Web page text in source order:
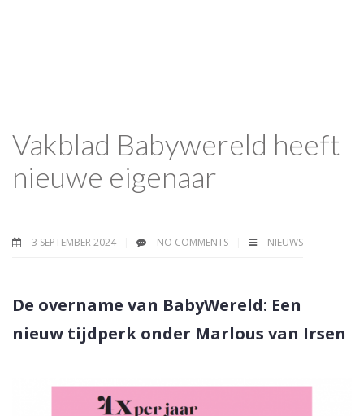
Vakblad Babywereld heeft
nieuwe eigenaar
3 SEPTEMBER 2024 NO COMMENTS NIEUWS
De overname van BabyWereld: Een
nieuw tijdperk onder Marlous van Irsen